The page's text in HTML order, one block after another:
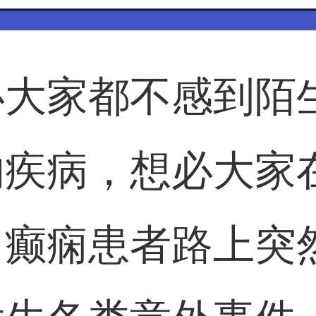
家都不感到陌
病，想必大家
痫患者路上突